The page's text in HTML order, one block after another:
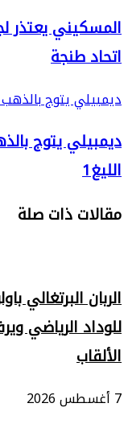
المسكيني يعتذر
اتحاد طنجة
ديمبيلي يتوج
ديمبيلي يتوج
الليغ1
مقالات ذات صلة
الربان البرتغالي
للوداد الرياضي
الألقاب
7 أغسطس 2026